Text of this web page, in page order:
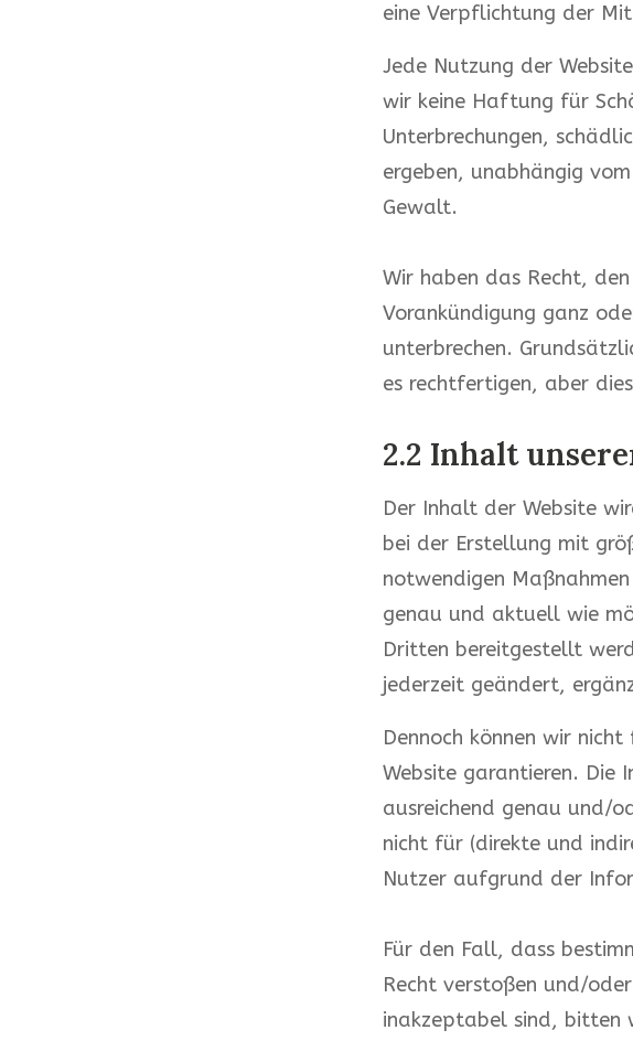
eine Verpflichtung der
Jede Nutzung der
wir keine Haftung für
Unterbrechungen,
ergeben, unabhängig
Gewalt.
Wir haben das Recht,
Vorankündigung ganz
unterbrechen.
es rechtfertigen, aber
2.2 Inhalt
Der Inhalt der Website
bei der Erstellung mit
notwendigen
genau und aktuell wie
Dritten bereitgestellt
jederzeit geändert,
Dennoch können wir
Website garantieren. Die
ausreichend genau und/
nicht für (direkte und
Nutzer aufgrund der
Für den Fall, dass
Recht verstoßen und/
inakzeptabel sind, bitten